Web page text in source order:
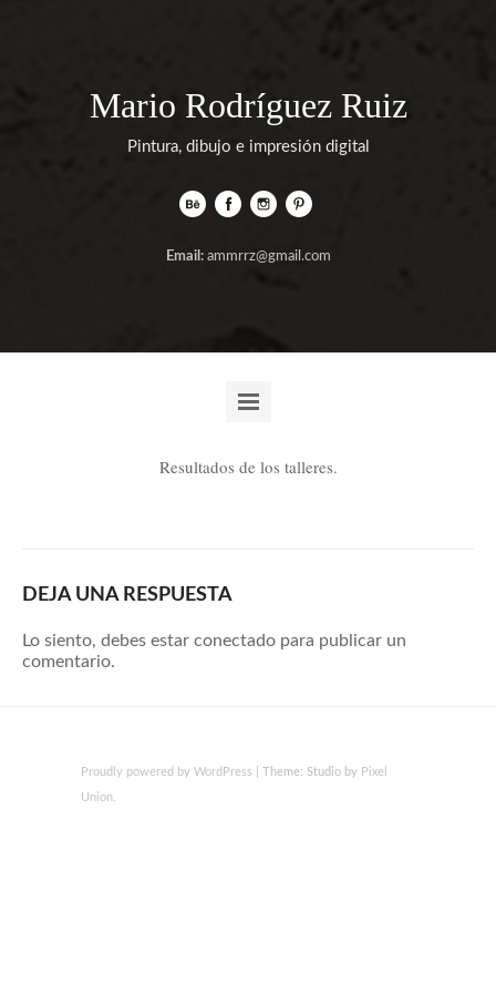
Mario Rodríguez Ruiz
Pintura, dibujo e impresión digital
Email: ammrrz@gmail.com
Resultados de los talleres.
DEJA UNA RESPUESTA
Lo siento, debes estar conectado para publicar un
comentario.
Proudly powered by WordPress Theme: Studio by Pixel
Union.